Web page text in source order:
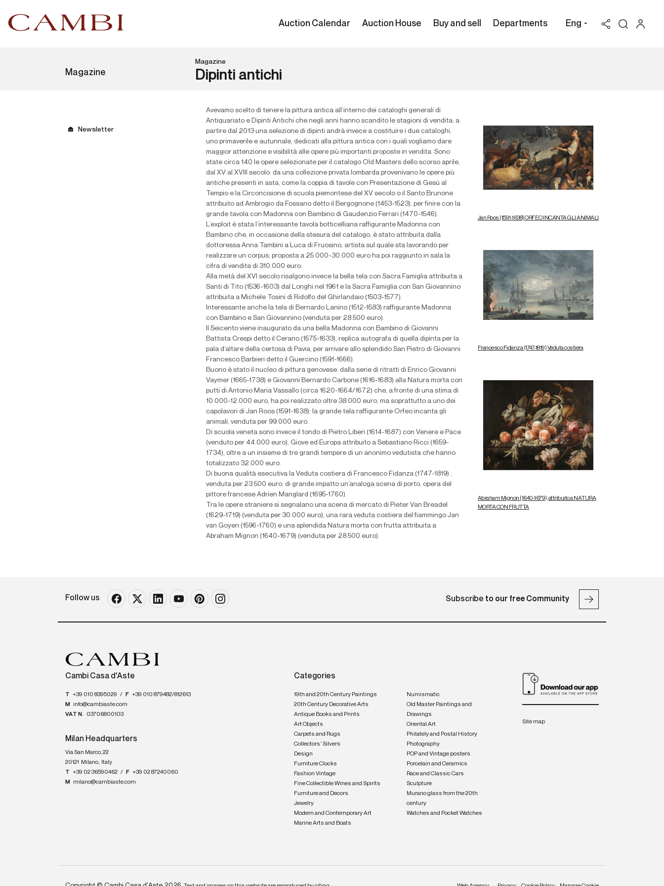
Auction Calendar Auction House Buy and sell Departments Eng
Magazine
Magazine
Dipinti antichi
Newsletter
Jan Roos (1591-1638) ORFEO INCANTA GLI ANIMALI
Francesco Fidanza (1747-1819) Veduta costiera
Abraham Mignon (1640-1679), attribuito a NATURA
MORTA CON FRUTTA
Avevamo scelto di tenere la pittura antica all’interno dei cataloghi generali di
Antiquariato e Dipinti Antichi che negli anni hanno scandito le stagioni di vendita; a
partire dal 2013 una selezione di dipinti andrà invece a costituire i due cataloghi,
uno primaverile e autunnale, dedicati alla pittura antica con i quali vogliamo dare
maggior attenzione e visibilità alle opere più importanti proposte in vendita. Sono
state circa 140 le opere selezionate per il catalogo Old Masters dello scorso aprile,
dal XV al XVIII secolo: da una collezione privata lombarda provenivano le opere più
antiche presenti in asta, come la coppia di tavole con Presentazione di Gesù al
Tempio e la Circoncisione di scuola piemontese del XV secolo o il Santo Brunone
attribuito ad Ambrogio da Fossano detto il Bergognone (1453-1523), per finire con la
grande tavola con Madonna con Bambino di Gaudenzio Ferrari (1470-1546).
L’exploit è stata l’interessante tavola botticelliana raffigurante Madonna con
Bambino che, in occasione della stesura del catalogo, è stato attribuita dalla
dottoressa Anna Tambini a Luca di Fruosino, artista sul quale sta lavorando per
realizzare un corpus; proposta a 25.000-30.000 euro ha poi raggiunto in sala la
cifra di vendita di 310.000 euro.
Alla metà del XVI secolo risalgono invece la bella tela con Sacra Famiglia attribuita a
Santi di Tito (1536-1603) dal Longhi nel 1961 e la Sacra Famiglia con San Giovannino
attribuita a Michele Tosini di Ridolfo del Ghirlandaio (1503-1577).
Interessante anche la tela di Bernardo Lanino (1512-1583) raffigurante Madonna
con Bambino e San Giovannino (venduta per 28.500 euro).
Il Seicento viene inaugurato da una bella Madonna con Bambino di Giovanni
Battista Crespi detto il Cerano (1575-1633), replica autografa di quella dipinta per la
pala d’altare della certosa di Pavia, per arrivare allo splendido San Pietro di Giovanni
Francesco Barbieri detto il Guercino (1591-1666).
Buono è stato il nucleo di pittura genovese: dalla serie di ritratti di Enrico Giovanni
Vaymer (1665-1738) e Giovanni Bernardo Carbone (1616-1683) alla Natura morta con
putti di Antonio Maria Vassallo (circa 1620-1664/1672) che, a fronte di una stima di
10.000-12.000 euro, ha poi realizzato oltre 38.000 euro, ma soprattutto a uno dei
capolavori di Jan Roos (1591-1638): la grande tela raffigurante Orfeo incanta gli
animali, venduta per 99.000 euro.
Di scuola veneta sono invece il tondo di Pietro Liberi (1614-1687) con Venere e Pace
(venduto per 44.000 euro), Giove ed Europa attribuito a Sebastiano Ricci (1659-
1734), oltre a un insieme di tre grandi tempere di un anonimo vedutista che hanno
totalizzato 32.000 euro.
Di buona qualità esecutiva la Veduta costiera di Francesco Fidanza (1747-1819) ,
venduta per 23.500 euro; di grande impatto un’analoga scena di porto, opera del
pittore francese Adrien Manglard (1695-1760).
Tra le opere straniere si segnalano una scena di mercato di Pieter Van Breadel
(1629-1719) (venduta per 30.000 euro), una rara veduta costiera del fiammingo Jan
van Goyen (1596-1760) e una splendida Natura morta con frutta attribuita a
Abraham Mignon (1640-1679) (venduta per 28.500 euro).
Follow us Subscribe to our free Community
Cambi Casa d'Aste
T +39 010 8395029 / F +39 010 879482/812613
M
info@cambiaste.com
VAT N.
03706800103
Milan Headquarters
Via San Marco, 22
20121 Milano, Italy
T +39 02 36590462 / F +39 02 87240060
M
milano@cambiaste.com
Categories
19th and 20th Century Paintings
20th Century Decorative Arts
Antique Books and Prints
Art Objects
Carpets and Rugs
Collectors' Silvers
Design
Furniture Clocks
Fashion Vintage
Fine Collectible Wines and Spirits
Furniture and Decors
Jewelry
Modern and Contemporary Art
Marine Arts and Boats
Numismatic
Old Master Paintings and
Drawings
Oriental Art
Philately and Postal History
Photography
POP and Vintage posters
Porcelain and Ceramics
Race and Classic Cars
Sculpture
Murano glass from the 20th
century
Watches and Pocket Watches
Site map